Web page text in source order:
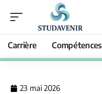
Carrière Compétences
23 mai 2026